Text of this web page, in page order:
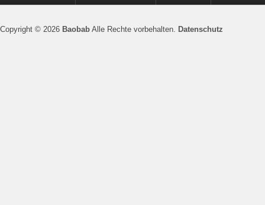
Copyright © 2026 Baobab Alle Rechte vorbehalten. Datenschutz